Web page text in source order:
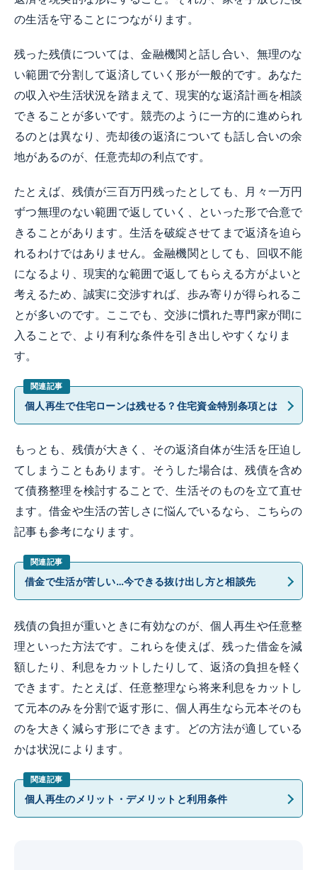
の生活を守ることにつながります。
残った残債については、金融機関と話し合い、無理のな
い範囲で分割して返済していく形が一般的です。あなた
の収入や生活状況を踏まえて、現実的な返済計画を相談
できることが多いです。競売のように一方的に進められ
るのとは異なり、売却後の返済についても話し合いの余
地があるのが、任意売却の利点です。
たとえば、残債が三百万円残ったとしても、月々一万円
ずつ無理のない範囲で返していく、といった形で合意で
きることがあります。生活を破綻させてまで返済を迫ら
れるわけではありません。金融機関としても、回収不能
になるより、現実的な範囲で返してもらえる方がよいと
考えるため、誠実に交渉すれば、歩み寄りが得られるこ
とが多いのです。ここでも、交渉に慣れた専門家が間に
入ることで、より有利な条件を引き出しやすくなりま
す。
個人再生で住宅ローンは残せる？住宅資金特別条項とは
もっとも、残債が大きく、その返済自体が生活を圧迫し
てしまうこともあります。そうした場合は、残債を含め
て債務整理を検討することで、生活そのものを立て直せ
ます。借金や生活の苦しさに悩んでいるなら、こちらの
記事も参考になります。
借金で生活が苦しい…今できる抜け出し方と相談先
残債の負担が重いときに有効なのが、個人再生や任意整
理といった方法です。これらを使えば、残った借金を減
額したり、利息をカットしたりして、返済の負担を軽く
できます。たとえば、任意整理なら将来利息をカットし
て元本のみを分割で返す形に、個人再生なら元本そのも
のを大きく減らす形にできます。どの方法が適している
かは状況によります。
個人再生のメリット・デメリットと利用条件